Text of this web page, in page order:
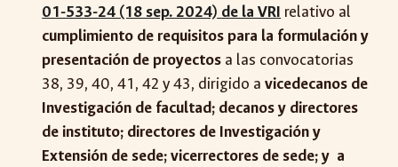
01-533-24 (18 sep. 2024) de la VRI relativo al
cumplimiento de requisitos para la formulación y
presentación de proyectos a las convocatorias
38, 39, 40, 41, 42 y 43, dirigido avicedecanos de
Investigación de facultad; decanos y directores
de instituto; directores de Investigación y
Extensión de sede; vicerrectores de sede; y a